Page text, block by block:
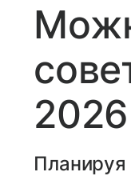
Планируя